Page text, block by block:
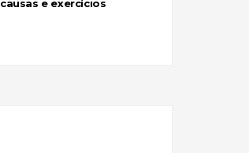
causas e exercícios